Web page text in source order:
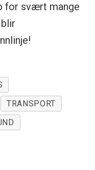
for svært mange
TRANSPORT